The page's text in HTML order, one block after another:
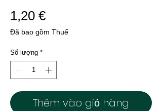
1,20 €Giá
Đã bao gồm Thuế
Số lượng *
Thêm vào giỏ hàng